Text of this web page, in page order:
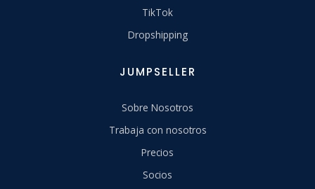
TikTok
Dropshipping
JUMPSELLER
Sobre Nosotros
Trabaja con nosotros
Precios
Socios